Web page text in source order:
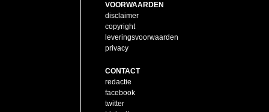
VOORWAARDEN
disclaimer
copyright
leveringsvoorwaarden
privacy
CONTACT
redactie
facebook
twitter